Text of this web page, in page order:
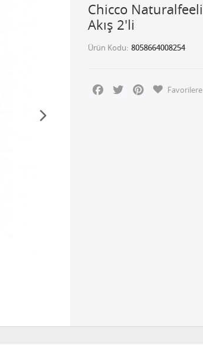
Chicco
Akış 2'li
Ürün Kodu 8058664008254
Facebook
Twitter Pinterest